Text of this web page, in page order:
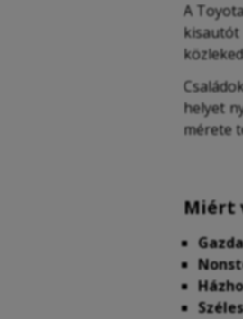
A
kisautót
helyet
mérete
Miért